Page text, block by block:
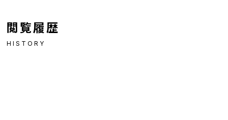
閲覧履歴
HISTORY